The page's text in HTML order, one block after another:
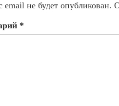
email не будет опубликован.
*